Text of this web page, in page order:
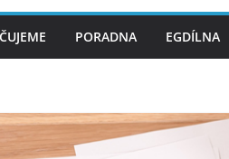
po ruce. SMS ČR spouští novou
PORADNA EGDÍLNA